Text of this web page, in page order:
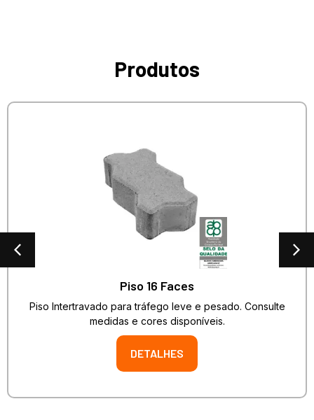
Produtos
Piso 16 Faces
Piso Intertravado para tráfego leve e pesado. Consulte
medidas e cores disponíveis.
DETALHES